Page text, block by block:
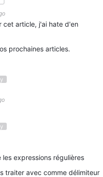
cet article, j'ai hate d'en
prochaines articles.
expressions régulières
traiter avec comme délimiteur